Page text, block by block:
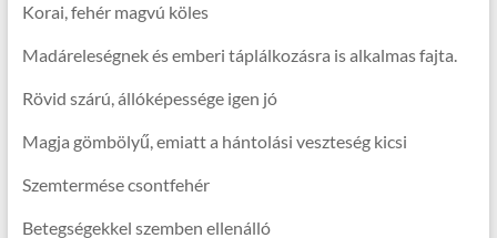
Korai, fehér magvú köles
Madáreleségnek és emberi táplálkozásra is alkalmas fajta.
Rövid szárú, állóképessége igen jó
Magja gömbölyű, emiatt a hántolási veszteség kicsi
Szemtermése csontfehér
Betegségekkel szemben ellenálló